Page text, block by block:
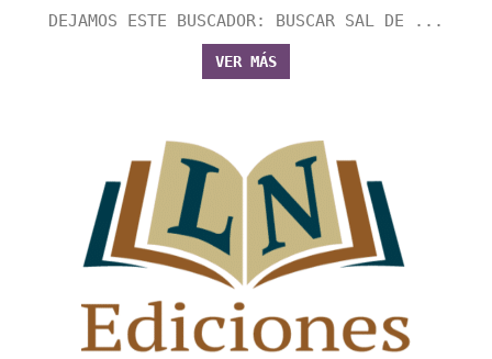
DEJAMOS ESTE BUSCADOR: BUSCAR SAL DE ...
VER MÁS